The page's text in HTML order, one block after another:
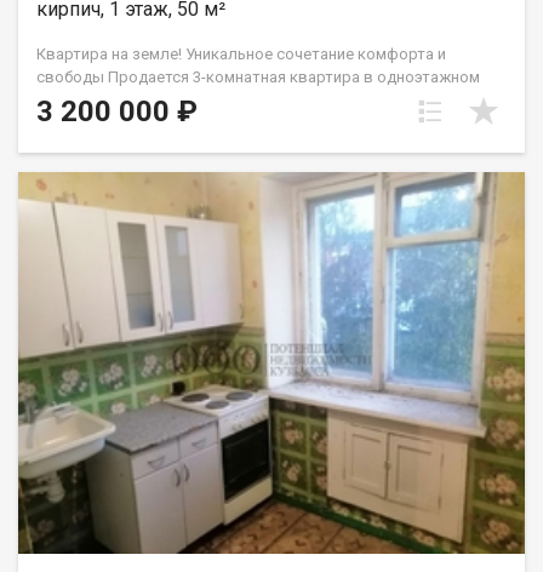
кирпич, 1 этаж, 50 м²
Квартира на земле! Уникальное сочетание комфорта и
свободы Продается 3-комнатная квартира в одноэтажном
многоквартирном доме из кирпича. Вам здесь понравится
Полная приватность: Соседей сверху, снизу и сбоку нет! Свой
свежем воздухе. Бонусы для души: В наличии собственный
гараж и банька ! Простор и свобода: Высокие потолки ( 3
метра! ) и уютная веранда . О жилье: • Площадь: 50 кв.м
(уютная гостиная 15.2 м², две комнаты и просторная кухня 9.5
м²). • Состояние: Жилое. Можно заезжать и обустраиваться
под свой стиль. • Коммуникации: Свет и вода центральные,
отопление печное. К оммунальные платежи очень
демократичные ! Санузел и канализацию можно легко
обустроить так, как удобно именно вам. Локация всё под
рукой: В 4-х минутах ходьбы остановка пос. Шахты Северная .
Школы, детские сады, магазины и администрация в паре
шагов. Юридическая чистота: В собственности более 5 лет.
Чистая продажа, без сложностей. Приходите на просмотр!
Покажем в любое удобное время. Звоните!
3 200 000 ₽